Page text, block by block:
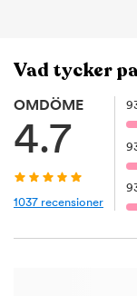
Vad tycker
OMDÖME
4.7
1037 recensioner